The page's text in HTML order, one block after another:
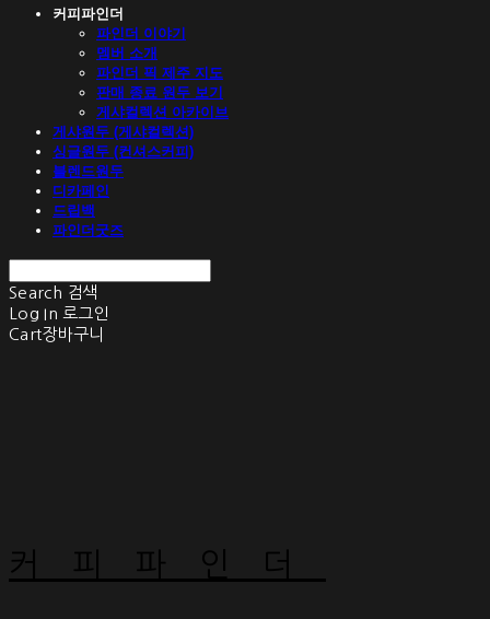
커피파인더
파인더 이야기
멤버 소개
파인더 픽 제주 지도
판매 종료 원두 보기
게샤컬렉션 아카이브
게샤원두 (게샤컬렉션)
싱글원두 (컨셔스커피)
블렌드원두
디카페인
드립백
파인더굿즈
Search 검색
Log In 로그인
Cart장바구니
커피파인더